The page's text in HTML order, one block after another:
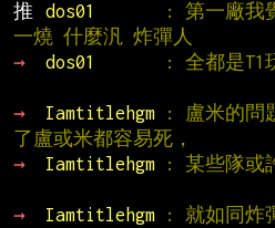
推
dos01
: 第一廠我
一燒 什麼汎 炸彈人
→
dos01
: 全都是T1
→
Iamtitlehgm
: 盧米的問
了盧或米都容易死，
→
Iamtitlehgm
: 某些隊或
→
Iamtitlehgm
: 就如同炸